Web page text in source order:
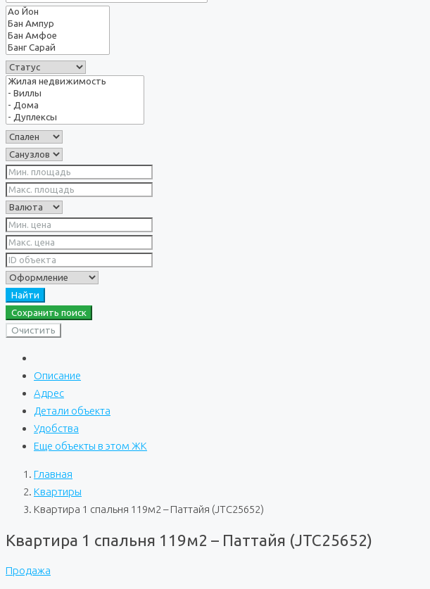
Найти
Сохранить поиск
Очистить
Описание
Адрес
Детали объекта
Удобства
Еще объекты в этом ЖК
Главная
Квартиры
Квартира 1 спальня 119м2 – Паттайя (JTC25652)
Квартира 1 спальня 119м2 – Паттайя (JTC25652)
Продажа